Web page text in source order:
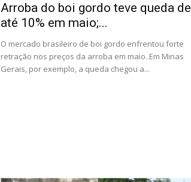
Arroba do boi gordo teve queda de
até 10% em maio;...
O mercado brasileiro de boi gordo enfrentou forte
retração nos preços da arroba em maio. Em Minas
Gerais, por exemplo, a queda chegou a...